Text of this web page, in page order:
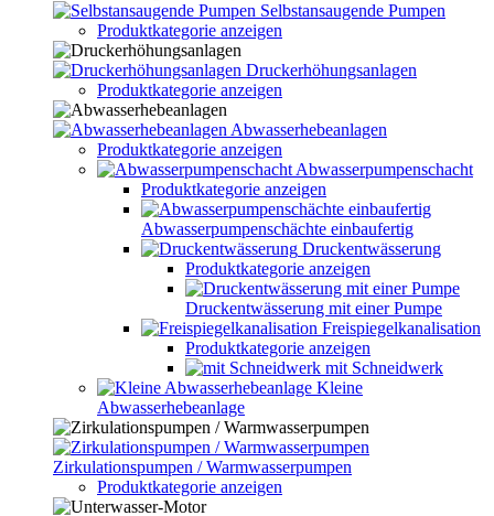
Selbstansaugende Pumpen
Produktkategorie anzeigen
Druckerhöhungsanlagen
Produktkategorie anzeigen
Abwasserhebeanlagen
Produktkategorie anzeigen
Abwasserpumpenschacht
Produktkategorie anzeigen
Abwasserpumpenschächte einbaufertig
Druckentwässerung
Produktkategorie anzeigen
Druckentwässerung mit einer Pumpe
Freispiegelkanalisation
Produktkategorie anzeigen
mit Schneidwerk
Kleine
Abwasserhebeanlage
Zirkulationspumpen / Warmwasserpumpen
Produktkategorie anzeigen